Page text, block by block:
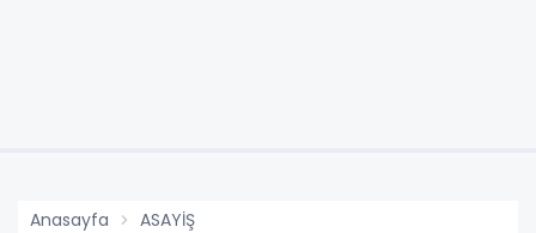
Anasayfa ASAYİŞ